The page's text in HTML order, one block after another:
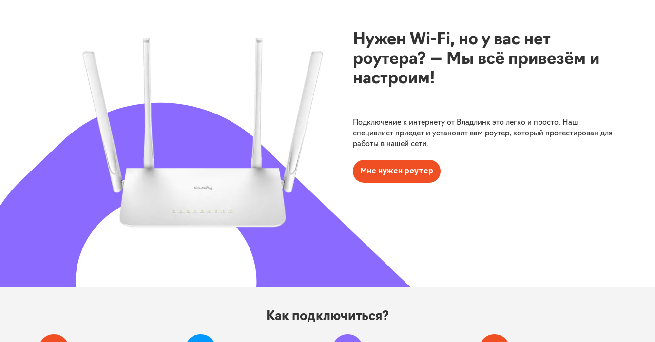
Нужен Wi-Fi, но у вас нет
роутера? — Мы всё привезём и
настроим!
Подключение к интернету от Владлинк это легко и просто. Наш
специалист приедет и установит вам роутер, который протестирован для
работы в нашей сети.
Мне нужен роутер
Как подключиться?